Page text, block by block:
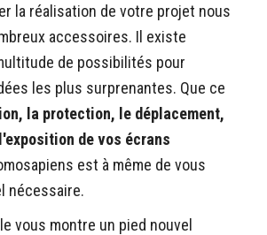
la réalisation de votre projet nous
accessoires. Il existe
de possibilités pour
les plus surprenantes. Que ce
la protection, le déplacement,
de vos écrans
est à même de vous
nécessaire.
vous montre un pied nouvel